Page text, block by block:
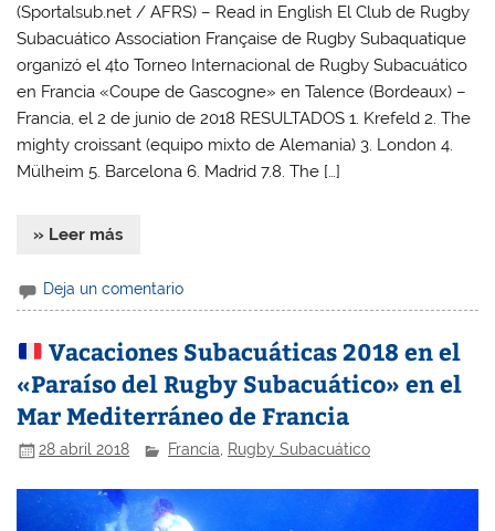
(Sportalsub.net / AFRS) – Read in English El Club de Rugby
Subacuático Association Française de Rugby Subaquatique
organizó el 4to Torneo Internacional de Rugby Subacuático
en Francia «Coupe de Gascogne» en Talence (Bordeaux) –
Francia, el 2 de junio de 2018 RESULTADOS 1. Krefeld 2. The
mighty croissant (equipo mixto de Alemania) 3. London 4.
Mülheim 5. Barcelona 6. Madrid 7.8. The […]
» Leer más
Deja un comentario
Vacaciones Subacuáticas 2018 en el
«Paraíso del Rugby Subacuático» en el
Mar Mediterráneo de Francia
28 abril 2018 Francia, Rugby Subacuático